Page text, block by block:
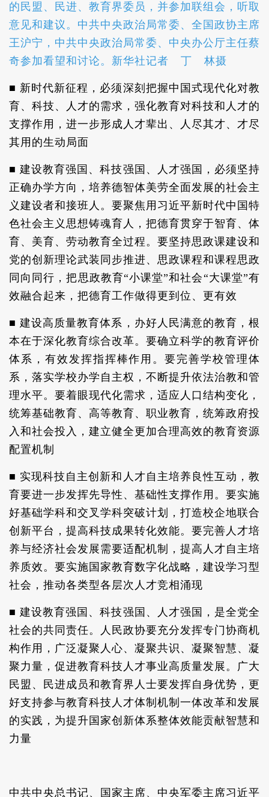
的民盟、民进、教育界委员，并参加联组会，听取
意见和建议。中共中央政治局常委、全国政协主席
王沪宁，中共中央政治局常委、中央办公厅主任蔡
奇参加看望和讨论。新华社记者 丁 林摄
■ 新时代新征程，必须深刻把握中国式现代化对教
育、科技、人才的需求，强化教育对科技和人才的
支撑作用，进一步形成人才辈出、人尽其才、才尽
其用的生动局面
■ 建设教育强国、科技强国、人才强国，必须坚持
正确办学方向，培养德智体美劳全面发展的社会主
义建设者和接班人。要聚焦用习近平新时代中国特
色社会主义思想铸魂育人，把德育贯穿于智育、体
育、美育、劳动教育全过程。要坚持思政课建设和
党的创新理论武装同步推进、思政课程和课程思政
同向同行，把思政教育“小课堂”和社会“大课堂”有
效融合起来，把德育工作做得更到位、更有效
■ 建设高质量教育体系，办好人民满意的教育，根
本在于深化教育综合改革。要确立科学的教育评价
体系，有效发挥指挥棒作用。要完善学校管理体
系，落实学校办学自主权，不断提升依法治教和管
理水平。要着眼现代化需求，适应人口结构变化，
统筹基础教育、高等教育、职业教育，统筹政府投
入和社会投入，建立健全更加合理高效的教育资源
配置机制
■ 实现科技自主创新和人才自主培养良性互动，教
育要进一步发挥先导性、基础性支撑作用。要实施
好基础学科和交叉学科突破计划，打造校企地联合
创新平台，提高科技成果转化效能。要完善人才培
养与经济社会发展需要适配机制，提高人才自主培
养质效。要实施国家教育数字化战略，建设学习型
社会，推动各类型各层次人才竞相涌现
■ 建设教育强国、科技强国、人才强国，是全党全
社会的共同责任。人民政协要充分发挥专门协商机
构作用，广泛凝聚人心、凝聚共识、凝聚智慧、凝
聚力量，促进教育科技人才事业高质量发展。广大
民盟、民进成员和教育界人士要发挥自身优势，更
好支持参与教育科技人才体制机制一体改革和发展
的实践，为提升国家创新体系整体效能贡献智慧和
力量
中共中央总书记、国家主席、中央军委主席习近平